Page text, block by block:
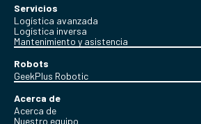
Servicios
Logística avanzada
Logística inversa
Mantenimiento y asistencia
Robots
GeekPlus Robotic
Acerca de
Acerca de
Nuestro equipo